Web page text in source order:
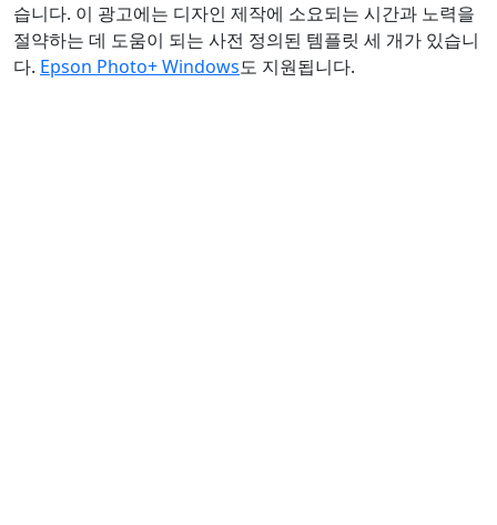
습니다. 이 광고에는 디자인 제작에 소요되는 시간과 노력을
절약하는 데 도움이 되는 사전 정의된 템플릿 세 개가 있습니
다. Epson Photo+ Windows도 지원됩니다.